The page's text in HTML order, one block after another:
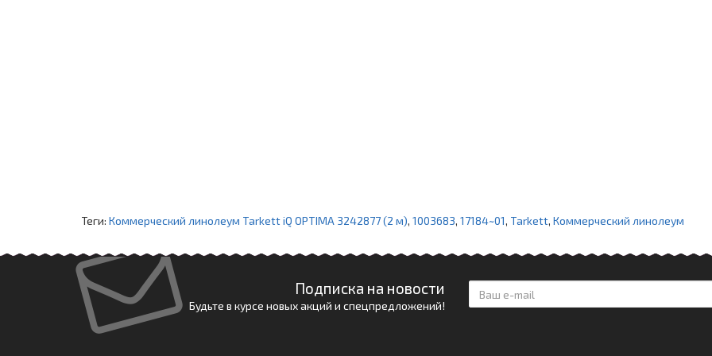
Теги: Коммерческий линолеум Tarkett iQ OPTIMA 3242877 (2 м), 1003683, 17184~01, Tarkett, Коммерческий линолеум
Подписка на новости
Будьте в курсе новых акций и спецпредложений!